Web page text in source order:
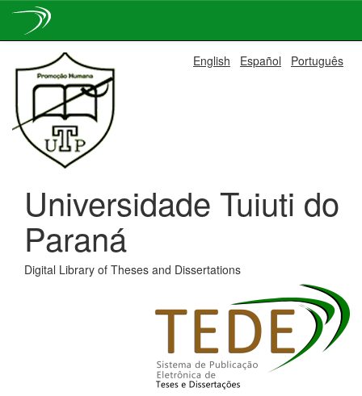
navigation
English Español Português
Universidade Tuiuti do
Paraná
Digital Library of Theses and Dissertations